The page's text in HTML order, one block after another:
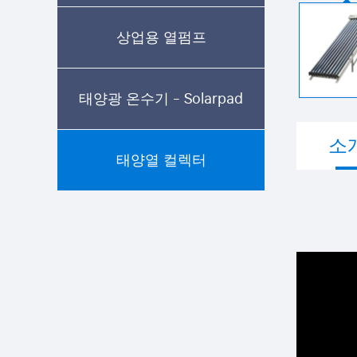
상업용 열펌프
태양광 온수기 - Solarpad
태양열 컬렉터
소